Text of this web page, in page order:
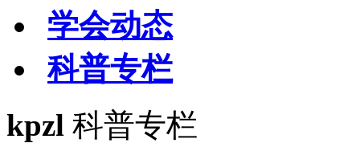
学会动态
科普专栏
kpzl 科普专栏